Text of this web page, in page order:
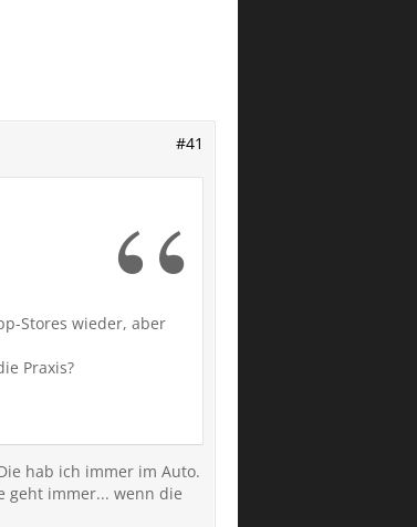
#41
Stores wieder, aber
Praxis?
hab ich immer im Auto.
geht immer... wenn die